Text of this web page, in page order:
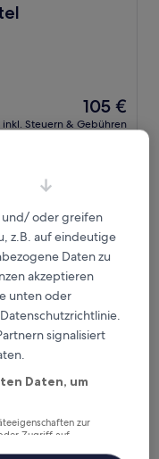
Der
Preis
beträgt
105 €
inkl. Steuern & Gebühren
und/ oder greifen
z.B. auf eindeutige
Daten zu
akzeptieren
unten oder
signalisiert
Daten, um
zur
Zugriff auf